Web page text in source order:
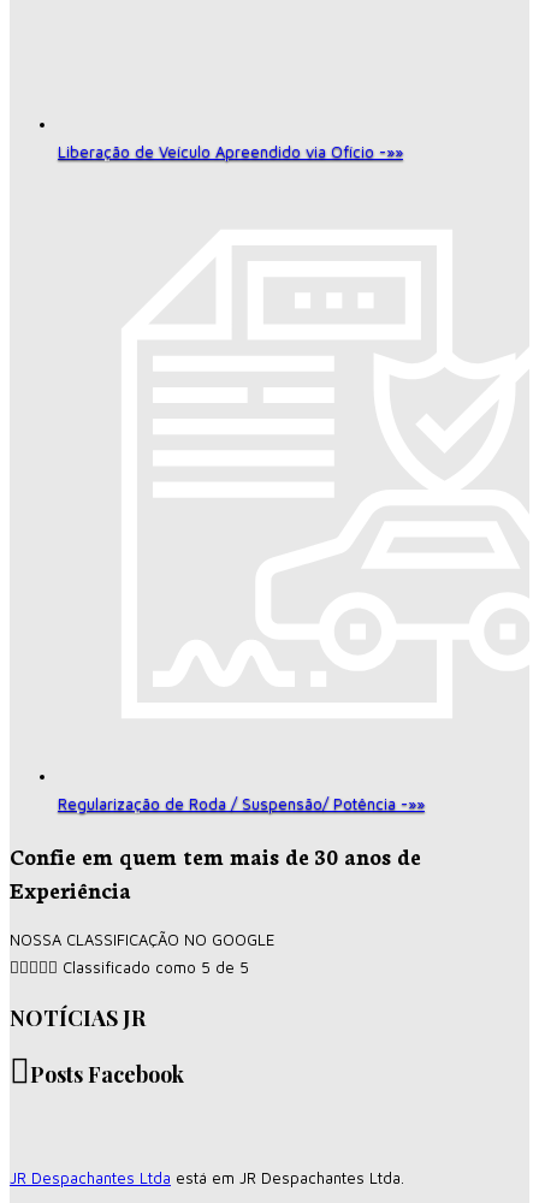
Liberação de Veículo Apreendido via Ofício -»»
Regularização de Roda / Suspensão/ Potência -»»
Confie em quem tem mais de 30 anos de
Experiência
NOSSA CLASSIFICAÇÃO NO GOOGLE
 Classificado como 5 de 5
NOTÍCIAS JR
Posts Facebook
JR Despachantes Ltda está em JR Despachantes Ltda.